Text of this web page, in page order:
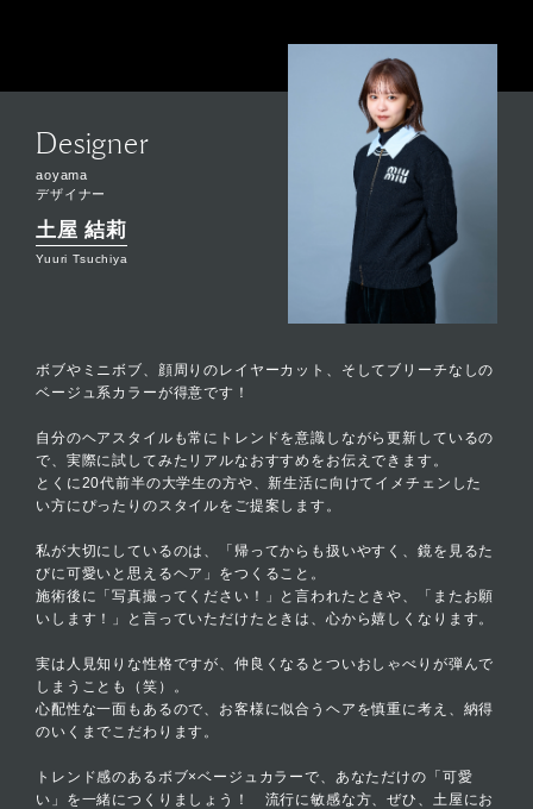
Designer
aoyama
デザイナー
土屋 結莉
Yuuri Tsuchiya
ボブやミニボブ、顔周りのレイヤーカット、そしてブリーチなしの
ベージュ系カラーが得意です！
自分のヘアスタイルも常にトレンドを意識しながら更新しているの
で、実際に試してみたリアルなおすすめをお伝えできます。
とくに20代前半の大学生の方や、新生活に向けてイメチェンした
い方にぴったりのスタイルをご提案します。
私が大切にしているのは、「帰ってからも扱いやすく、鏡を見るた
びに可愛いと思えるヘア」をつくること。
施術後に「写真撮ってください！」と言われたときや、「またお願
いします！」と言っていただけたときは、心から嬉しくなります。
実は人見知りな性格ですが、仲良くなるとついおしゃべりが弾んで
しまうことも（笑）。
心配性な一面もあるので、お客様に似合うヘアを慎重に考え、納得
のいくまでこだわります。
トレンド感のあるボブ×ベージュカラーで、あなただけの「可愛
い」を一緒につくりましょう！ 流行に敏感な方、ぜひ、土屋にお